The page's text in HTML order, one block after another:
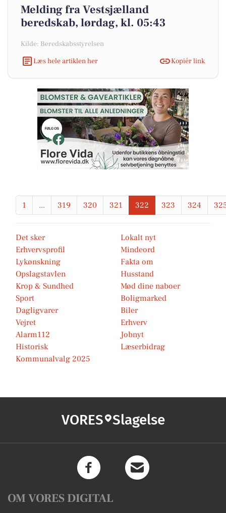
Melding fra Vestsjælland
beredskab, lørdag, kl. 05:43
Kilde: Beredskabsstyrelsen
Læs hele artiklen her
Kopiér link
1 ... 319 320 321 322 323 324
Det sker
Lokalt nyt
Erhvervsprofil
Mindeord
Lykønskning
Fakta om
Opslagstavlen
Husstand
Krop & Sundhed
Mød dine naboer
Sport
Boligmarked
Dagligvarer
Biler
Vejret
Erhverv
Alarm112
Jobnyt
Historisk
Læserbidrag
Kommunalvalg 2025
VORES Slagelse
OM VORES DIGITAL